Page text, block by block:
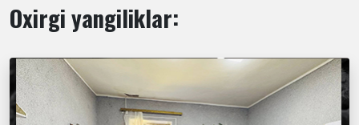
Oxirgi yangiliklar: